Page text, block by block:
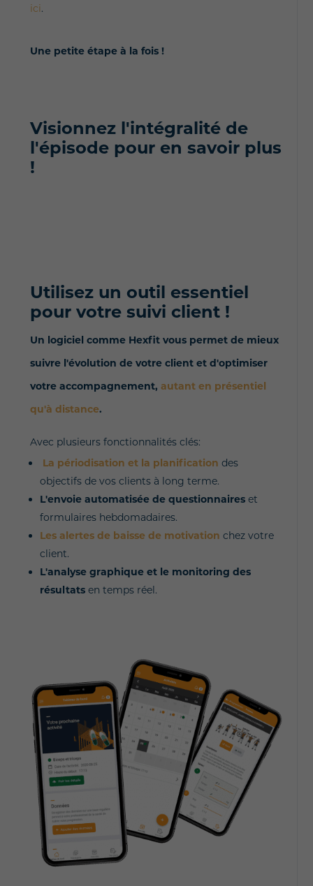
ici.
Une petite étape à la fois !
Visionnez l'intégralité de
l'épisode pour en savoir plus
!
Utilisez un outil essentiel
pour votre suivi client !
Un logiciel comme Hexfit vous permet de mieux
suivre l'évolution de votre client et d'optimiser
votre accompagnement, autant en présentiel
qu'à distance.
Avec plusieurs fonctionnalités clés:
La périodisation et la planification des
objectifs de vos clients à long terme.
L'envoie automatisée de questionnaires et
formulaires hebdomadaires.
Les alertes de baisse de motivation chez votre
client.
L'analyse graphique et le monitoring des
résultats en temps réel.